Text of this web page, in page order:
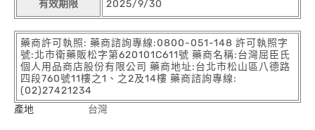
有效期限 2025/9/30
藥商許可執照: 藥商諮詢專線:0800-051-148 許可執照字
號:北市衛藥販松字第620101C611號 藥商名稱:台灣屈臣氏
個人用品商店股份有限公司 藥商地址:台北市松山區八德路
四段760號11樓之1、之2及14樓 藥商諮詢專線:
(02)27421234
產地
台灣